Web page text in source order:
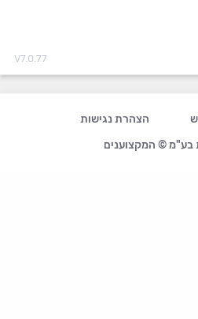
V7.0.77
הצהרת נגישות
בע"מ © המקצוענים